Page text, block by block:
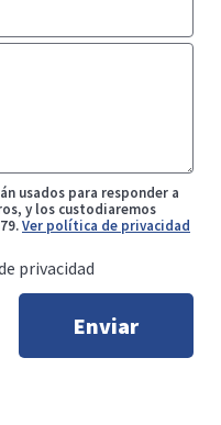
usados para responder a
y los custodiaremos
Ver política de privacidad
privacidad
Enviar